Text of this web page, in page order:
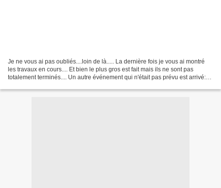
Je ne vous ai pas oubliés....loin de là..... La dernière fois je vous ai montré
les travaux en cours.... Et bien le plus gros est fait mais ils ne sont pas
totalement terminés.... Un autre événement qui n'était pas prévu est arrivé: